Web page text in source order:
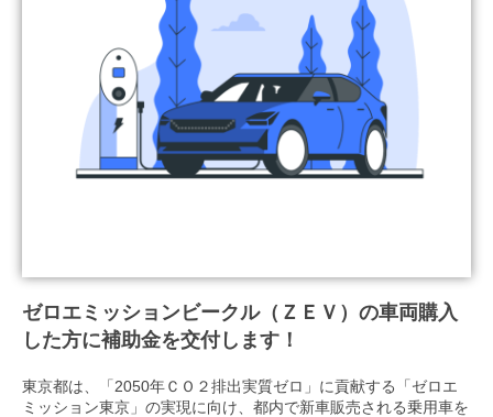
ゼロエミッションビークル（ＺＥＶ）の車両購入
した方に補助金を交付します！
東京都は、「2050年ＣＯ２排出実質ゼロ」に貢献する「ゼロエ
ミッション東京」の実現に向け、都内で新車販売される乗用車を